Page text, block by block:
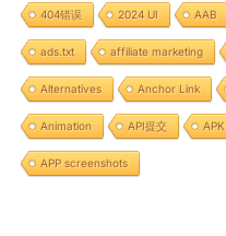
404错误 2024 UI AAB
ads.txt affiliate marketing
Alternatives Anchor Link
Animation API提交 APK
APP screenshots